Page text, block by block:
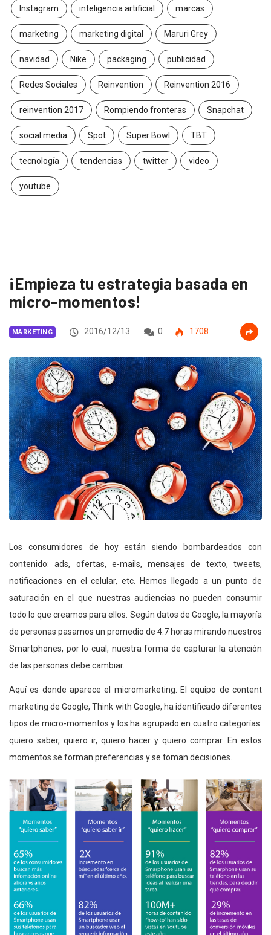
Instagram inteligencia artificial marcas
marketing marketing digital Maruri Grey
navidad Nike packaging publicidad
Redes Sociales Reinvention Reinvention 2016
reinvention 2017 Rompiendo fronteras Snapchat
social media Spot Super Bowl TBT
tecnología tendencias twitter video
youtube
¡Empieza tu estrategia basada en
micro-momentos!
MARKETING 2016/12/13 0 1708
Los consumidores de hoy están siendo bombardeados con
contenido: ads, ofertas, e-mails, mensajes de texto, tweets,
notificaciones en el celular, etc. Hemos llegado a un punto de
saturación en el que nuestras audiencias no pueden consumir
todo lo que creamos para ellos. Según datos de Google, la mayoría
de personas pasamos un promedio de 4.7 horas mirando nuestros
Smartphones, por lo cual, nuestra forma de capturar la atención
de las personas debe cambiar.
Aquí es donde aparece el micromarketing. El equipo de content
marketing de Google, Think with Google, ha identificado diferentes
tipos de micro-momentos y los ha agrupado en cuatro categorías:
quiero saber, quiero ir, quiero hacer y quiero comprar. En estos
momentos se forman preferencias y se toman decisiones.